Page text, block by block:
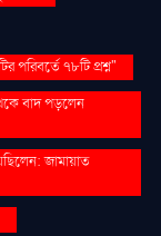
পরিবর্তে ৭৮টি প্রশ্ন"
বাদ পড়লেন
জামায়াত